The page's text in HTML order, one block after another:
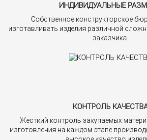
ИНДИВИДУАЛЬНЫЕ
Собственное конструкторское
изготавливать изделия различной
заказчика.
КОНТРОЛЬ
Жесткий контроль закупаемых
изготовления на каждом этапе